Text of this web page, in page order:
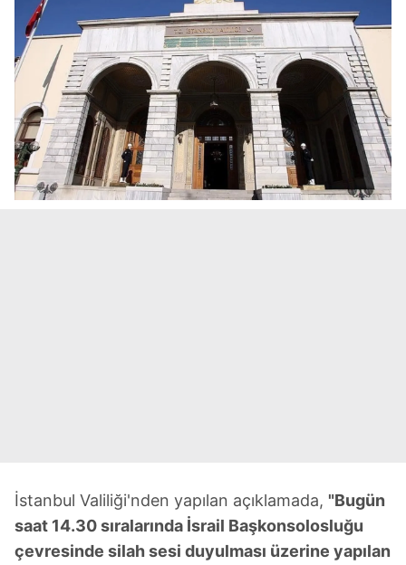
İstanbul Valiliği'nden yapılan açıklamada, "Bugün
saat 14.30 sıralarında İsrail Başkonsolosluğu
çevresinde silah sesi duyulması üzerine yapılan